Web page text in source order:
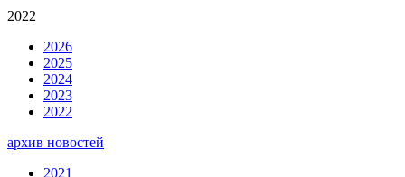
2022
2026
2025
2024
2023
2022
архив новостей
2021